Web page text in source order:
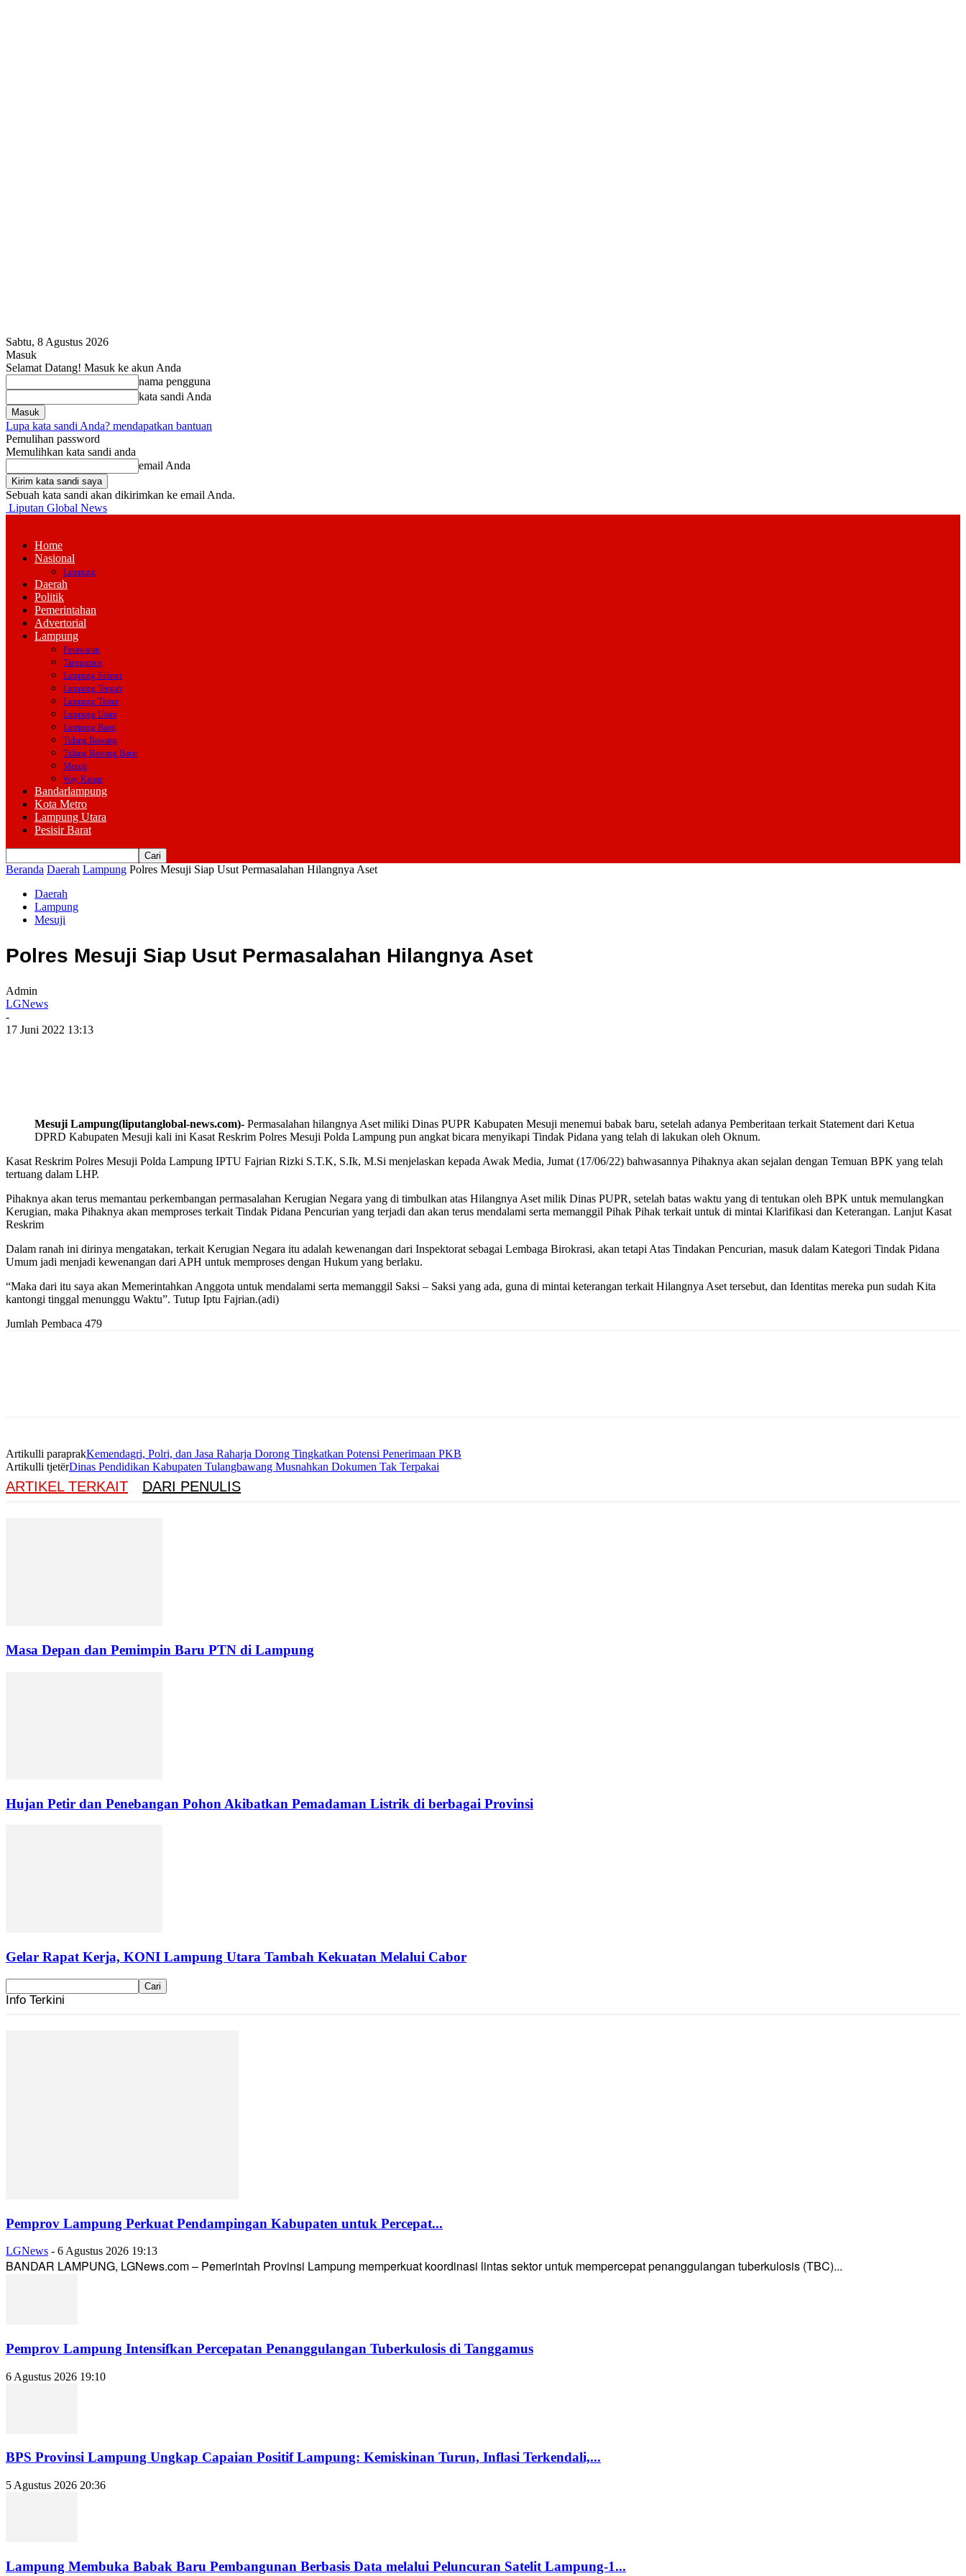
Sabtu, 8 Agustus 2026
Masuk
Selamat Datang! Masuk ke akun Anda
nama pengguna
kata sandi Anda
Lupa kata sandi Anda? mendapatkan bantuan
Pemulihan password
Memulihkan kata sandi anda
email Anda
Sebuah kata sandi akan dikirimkan ke email Anda.
Liputan Global News
Home
Nasional
Lampung
Daerah
Politik
Pemerintahan
Advertorial
Lampung
Pesawaran
Tanggamus
Lampung Selatan
Lampung Tengah
Lampung Timur
Lampung Utara
Lampung Barat
Tulang Bawang
Tulang Bawang Barat
Mesuji
Way Kanan
Bandarlampung
Kota Metro
Lampung Utara
Pesisir Barat
Beranda Daerah Lampung Polres Mesuji Siap Usut Permasalahan Hilangnya Aset
Daerah
Lampung
Mesuji
Polres Mesuji Siap Usut Permasalahan Hilangnya Aset
Admin
LGNews
-
17 Juni 2022 13:13
Mesuji Lampung(liputanglobal-news.com)- Permasalahan hilangnya Aset miliki Dinas PUPR Kabupaten Mesuji menemui babak baru, setelah adanya Pemberitaan terkait Statement dari Ketua
DPRD Kabupaten Mesuji kali ini Kasat Reskrim Polres Mesuji Polda Lampung pun angkat bicara menyikapi Tindak Pidana yang telah di lakukan oleh Oknum.
Kasat Reskrim Polres Mesuji Polda Lampung IPTU Fajrian Rizki S.T.K, S.Ik, M.Si menjelaskan kepada Awak Media, Jumat (17/06/22) bahwasannya Pihaknya akan sejalan dengan Temuan BPK yang telah
tertuang dalam LHP.
Pihaknya akan terus memantau perkembangan permasalahan Kerugian Negara yang di timbulkan atas Hilangnya Aset milik Dinas PUPR, setelah batas waktu yang di tentukan oleh BPK untuk memulangkan
Kerugian, maka Pihaknya akan memproses terkait Tindak Pidana Pencurian yang terjadi dan akan terus mendalami serta memanggil Pihak Pihak terkait untuk di mintai Klarifikasi dan Keterangan. Lanjut Kasat
Reskrim
Dalam ranah ini dirinya mengatakan, terkait Kerugian Negara itu adalah kewenangan dari Inspektorat sebagai Lembaga Birokrasi, akan tetapi Atas Tindakan Pencurian, masuk dalam Kategori Tindak Pidana
Umum jadi menjadi kewenangan dari APH untuk memproses dengan Hukum yang berlaku.
“Maka dari itu saya akan Memerintahkan Anggota untuk mendalami serta memanggil Saksi – Saksi yang ada, guna di mintai keterangan terkait Hilangnya Aset tersebut, dan Identitas mereka pun sudah Kita
kantongi tinggal menunggu Waktu”. Tutup Iptu Fajrian.(adi)
Jumlah Pembaca 479
Artikulli paraprakKemendagri, Polri, dan Jasa Raharja Dorong Tingkatkan Potensi Penerimaan PKB
Artikulli tjetërDinas Pendidikan Kabupaten Tulangbawang Musnahkan Dokumen Tak Terpakai
ARTIKEL TERKAIT DARI PENULIS
Masa Depan dan Pemimpin Baru PTN di Lampung
Hujan Petir dan Penebangan Pohon Akibatkan Pemadaman Listrik di berbagai Provinsi
Gelar Rapat Kerja, KONI Lampung Utara Tambah Kekuatan Melalui Cabor
Info Terkini
Pemprov Lampung Perkuat Pendampingan Kabupaten untuk Percepat...
LGNews - 6 Agustus 2026 19:13
BANDAR LAMPUNG, LGNews.com – Pemerintah Provinsi Lampung memperkuat koordinasi lintas sektor untuk mempercepat penanggulangan tuberkulosis (TBC)...
Pemprov Lampung Intensifkan Percepatan Penanggulangan Tuberkulosis di Tanggamus
6 Agustus 2026 19:10
BPS Provinsi Lampung Ungkap Capaian Positif Lampung: Kemiskinan Turun, Inflasi Terkendali,...
5 Agustus 2026 20:36
Lampung Membuka Babak Baru Pembangunan Berbasis Data melalui Peluncuran Satelit Lampung-1...